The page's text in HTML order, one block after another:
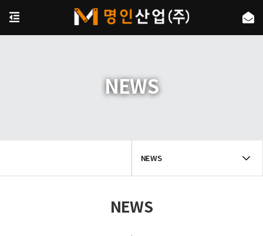
NEWS
NEWS
NEWS